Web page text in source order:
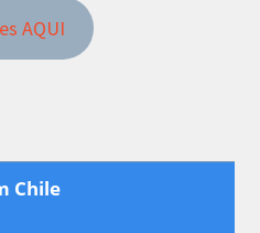
AQUI
Chile